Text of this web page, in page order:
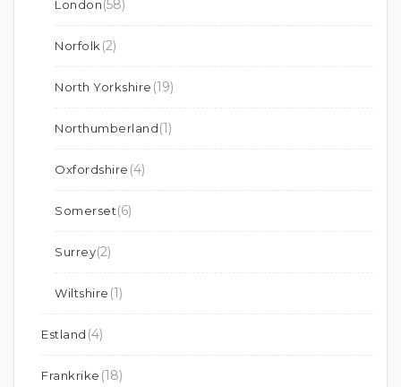
London(58)
Norfolk (2)
North Yorkshire (19)
Northumberland(1)
Oxfordshire (4)
Somerset(6)
Surrey(2)
Wiltshire (1)
Estland (4)
Frankrike (18)